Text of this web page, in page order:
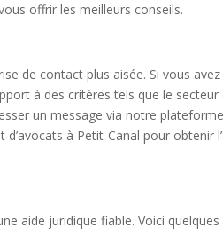
offrir les meilleurs conseils.
de contact plus aisée. Si vous
à des critères tels que le secteur
un message via notre
à Petit-Canal pour obtenir
aide juridique fiable. Voici